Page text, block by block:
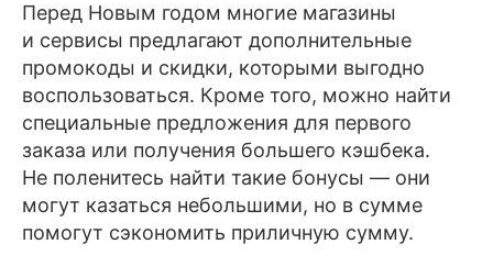
Перед Новым годом многие магазины
и сервисы предлагают дополнительные
промокоды и скидки, которыми выгодно
воспользоваться. Кроме того, можно найти
специальные предложения для первого
заказа или получения большего кэшбека.
Не поленитесь найти такие бонусы — они
могут казаться небольшими, но в сумме
помогут сэкономить приличную сумму.